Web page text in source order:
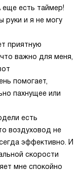
еще есть таймер!
руки и я не могу
приятную
важно для меня,
помогает,
пахнущее или
есть
воздуховод не
эффективно. И
скорости
мне спокойно